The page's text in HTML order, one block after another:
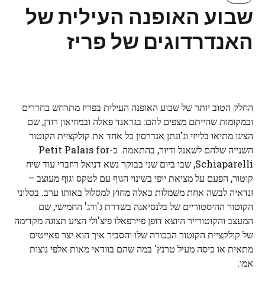
שבוע האופנה העילית של
האנדרדוגים של פריז
החלק הטוב יותר של שבוע האופנה העילית בפריז מתרחש בחדרים
ובמקומות שהייתם מצפים להם: בגראנד פאלה ובמוזיאון רודן, שם
הציגו מתיאו בלייזי וג'ונתן אנדרסון כל אחד את קולקציית הקוטור
השנייה שלהם לשאנל ודיור, בהתאמה. ב-Petit Palais for
Schiaparelli, שבו ביום שני בבוקר נשא דניאל רוזברי עוד שיח
קוטור, הפעם על מציאת יופי בשינוי הגוף עם לטקס וגוף מעוצב –
זנדאיה לבשה אחת משמלות כאלה מחוץ למסלול באותו ערב. בסלוני
הקוטור ההיסטוריים של בלנסיאגה בשדרת ג'ורג' החמישי, שם
המעצב והקוטורייר היוצא דופן פיירפאלו פיצ'ולי הציע תצוגה מקדימה
של קולקציית הקוטור הבכורה שלו והסביר איך הוא יצר פאייטים
מתאית או כיסה מעיל טרנץ' במה שהם בוודאי מאות אלפי נוצות
אמו.